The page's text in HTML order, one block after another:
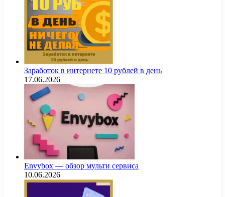
Заработок в интернете 10 рублей в день
17.06.2026
Envybox — обзор мульти сервиса
10.06.2026